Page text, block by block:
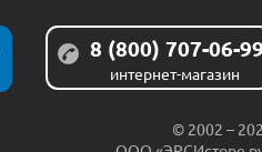
8 (800) 707-06-
интернет-магазин
© 2002 –